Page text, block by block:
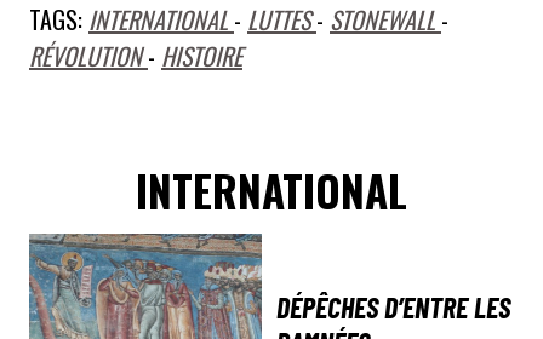
TAGS: INTERNATIONAL - LUTTES- STONEWALL -
RÉVOLUTION- HISTOIRE
INTERNATIONAL
DÉPÊCHES D’ENTRE LES